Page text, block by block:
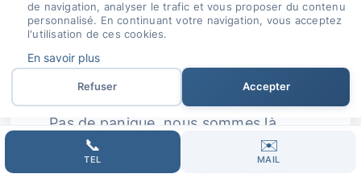
moteurs de recherche, les aspects
techniques, et le besoin de produire
du contenu pertinent peuvent
rapidement sembler décourageants.
Pas de panique, nous sommes là
pour éclairer le chemin !
Expertise
Passionnée :Chez Domoveillance,
📞
TEL
✉️
MAIL
de navigation, analyser le trafic et vous proposer du contenu
personnalisé. En continuant votre navigation, vous acceptez
l'utilisation de ces cookies.
En savoir plus
Refuser Accepter